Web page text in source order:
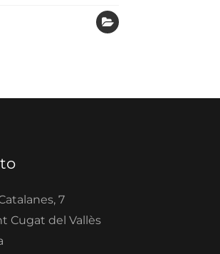
7
Cugat del Vallès